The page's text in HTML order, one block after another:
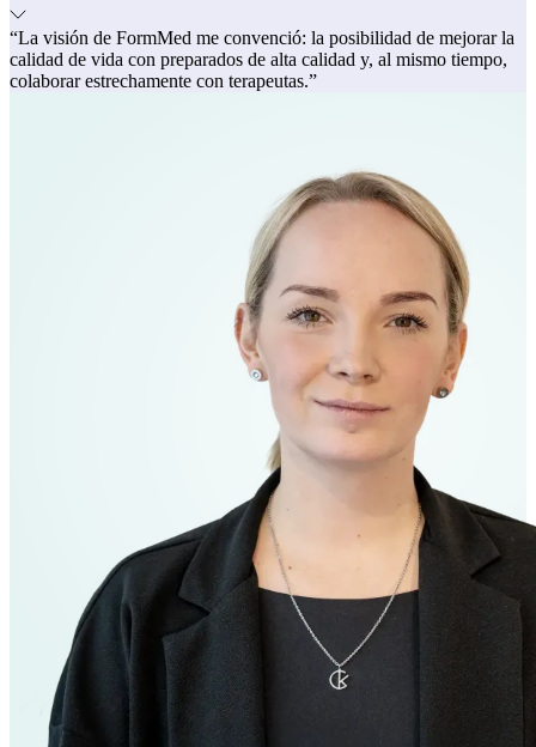
“La visión de FormMed me convenció: la posibilidad de mejorar la
calidad de vida con preparados de alta calidad y, al mismo tiempo,
colaborar estrechamente con terapeutas.”